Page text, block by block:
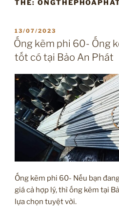
THẺ:
ĐĂNG
TRONG
13/07/2023
Ống kẽm phi 60- Ống
tốt có tại Bảo An Phát
Ống kẽm phi 60- Nếu bạn
giá cả hợp lý, thì ống kẽm tại
lựa chọn tuyệt vời.